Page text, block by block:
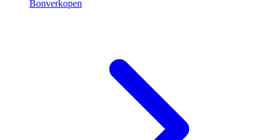
Bonverkopen